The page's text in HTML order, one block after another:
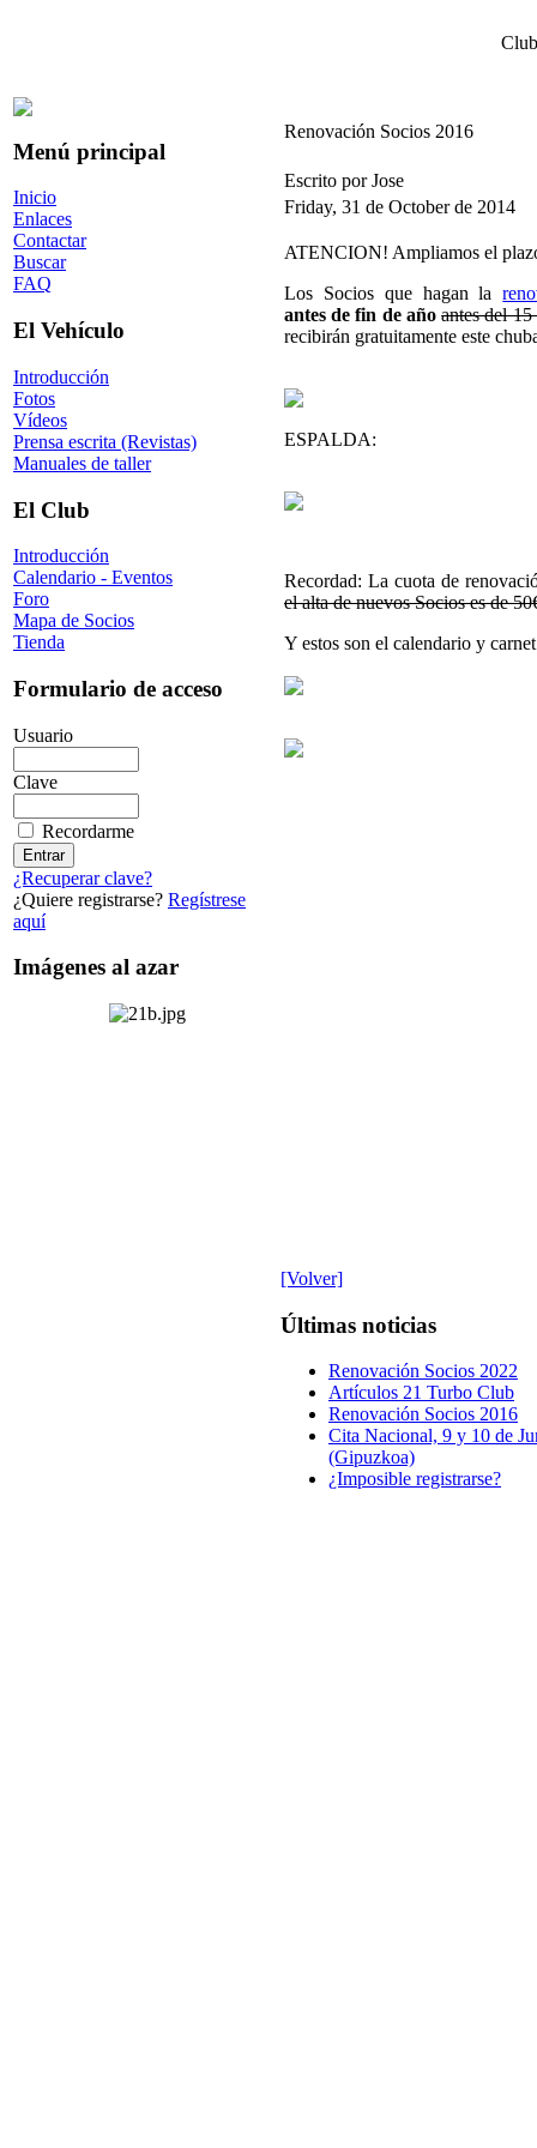
Menú principal
Inicio
Enlaces
Contactar
Buscar
FAQ
El Vehículo
Introducción
Fotos
Vídeos
Prensa escrita (Revistas)
Manuales de taller
El Club
Introducción
Calendario - Eventos
Foro
Mapa de Socios
Tienda
Formulario de acceso
Usuario
Clave
Recordarme
¿Recuperar clave?
¿Quiere registrarse? Regístrese
aquí
Imágenes al azar
Renovación Socios 2016
Escrito por Jose
Friday, 31 de October de 2014
ATENCION! Ampliamos el
Los Socios que hagan la
antes de fin de añoantes del
recibirán gratuitamente este
ESPALDA:
Recordad: La cuota de
el alta de nuevos Socios es de
Y estos son el calendario y
[Volver]
Últimas noticias
Renovación Socios 2022
Artículos 21 Turbo Club
Renovación Socios 2016
Cita Nacional, 9 y 10 de
(Gipuzkoa)
¿Imposible registrarse?